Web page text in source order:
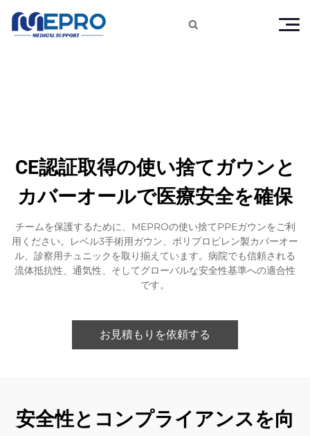

CE認証取得の使い捨てガウンと
カバーオールで医療安全を確保
チームを保護するために、MEPROの使い捨てPPEガウンをご利
用ください。レベル3手術用ガウン、ポリプロピレン製カバーオー
ル、診察用チュニックを取り揃えています。病院でも信頼される
流体抵抗性、通気性、そしてグローバルな安全性基準への適合性
です。
お見積もりを依頼する
安全性とコンプライアンスを向